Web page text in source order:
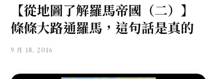
【從地圖了解羅馬帝國（二）】
條條大路通羅馬，這句話是真的
9 月 18, 2016